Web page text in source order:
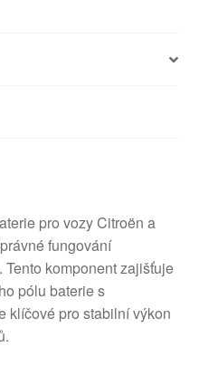
pro vozy Citroën a
fungování
komponent zajišťuje
pólu baterie s
klíčové pro stabilní výkon